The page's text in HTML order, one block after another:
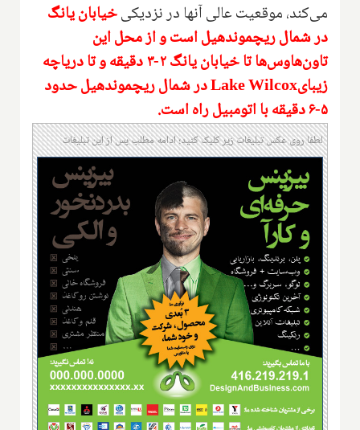
می‌کند، موقعیت عالی آنها در نزدیکیخیابان یانگ
در شمال ریچموند‌هیل است و از محل این
تاون‌هاوس‌ها تا خیابان یانگ ۲-۳ دقیقه و تا دریاچه
زیبای‌Lake Wilcoxدر شمال ریچموند‌هیل حدود
۵-۶ دقیقه با اتومبیل راه است.
لطفا روی عکس تبلیغات زیر کلیک کنید؛ ادامه مطلب پس از این تبلیغات